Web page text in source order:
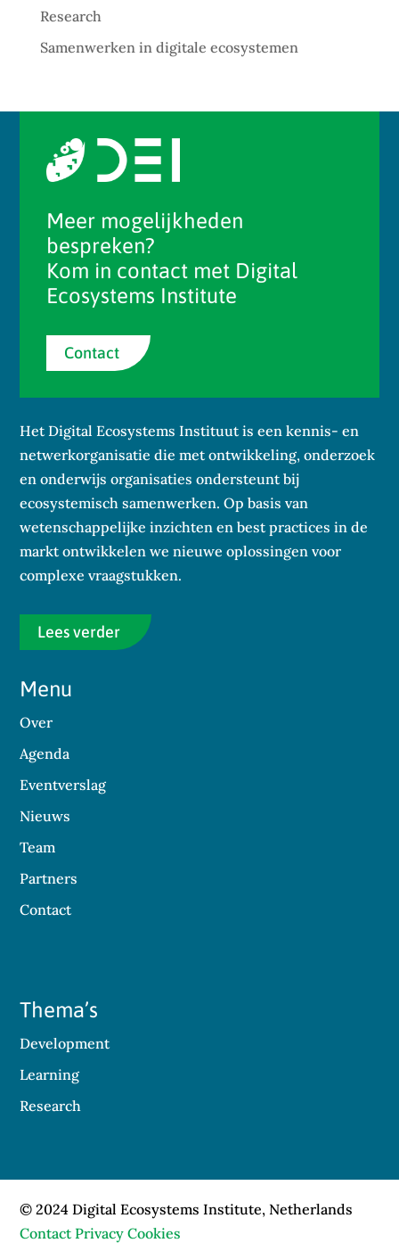
Research
Samenwerken in digitale ecosystemen
Meer mogelijkheden
bespreken?
Kom in contact met Digital
Ecosystems Institute
Contact
Het Digital Ecosystems Instituut is een kennis- en
netwerkorganisatie die met ontwikkeling, onderzoek
en onderwijs organisaties ondersteunt bij
ecosystemisch samenwerken. Op basis van
wetenschappelijke inzichten en best practices in de
markt ontwikkelen we nieuwe oplossingen voor
complexe vraagstukken.
Lees verder
Menu
Over
Agenda
Eventverslag
Nieuws
Team
Partners
Contact
Thema’s
Development
Learning
Research
© 2024 Digital Ecosystems Institute, Netherlands
Contact Privacy Cookies